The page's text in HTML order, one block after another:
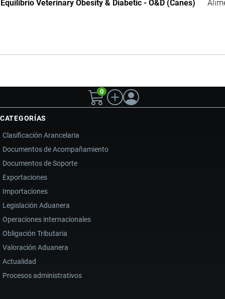
Equilibrio Veterinary Obesity & Diabetic - O&D (Canes)
0
CATEGORÍAS
Clasificación Arancelaria
Documentos de Acompañamiento
Documentos de Soporte
Exportaciones
Importaciones
Legislación Aduanera
Operaciones internacionales
Obligación Tributaria
Valoración Aduanera
Actualidad
Procesos administrativos